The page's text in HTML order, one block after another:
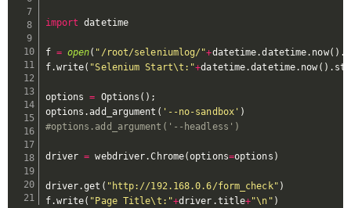
import datetime
f = open( "/root/seleniumlog/"+datetime.datetime. now( ) .
f.write( "Selenium Start\t:"+datetime.datetime. now ( ) .
options = Options ( ) ;
options .add_argument ( '--no-sandbox' )
#options.add_argument('--headless')
driver = webdriver.Chrome(options=options )
driver.get ( "http://192.168.0.6/form_check" )
f.write( "Page Title\t:"+driver .title+"\n" )